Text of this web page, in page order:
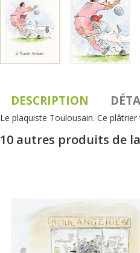
DESCRIPTION
Le plaquiste Toulousain. Ce
10 autres produits de